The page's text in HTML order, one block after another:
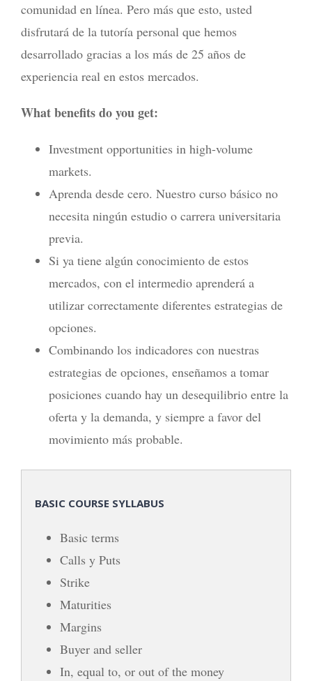
comunidad en línea. Pero más que esto, usted
disfrutará de la tutoría personal que hemos
desarrollado gracias a los más de 25 años de
experiencia real en estos mercados.
What benefits do you get:
Investment opportunities in high-volume
markets.
Aprenda desde cero. Nuestro curso básico no
necesita ningún estudio o carrera universitaria
previa.
Si ya tiene algún conocimiento de estos
mercados, con el intermedio aprenderá a
utilizar correctamente diferentes estrategias de
opciones.
Combinando los indicadores con nuestras
estrategias de opciones, enseñamos a tomar
posiciones cuando hay un desequilibrio entre la
oferta y la demanda, y siempre a favor del
movimiento más probable.
BASIC COURSE SYLLABUS
Basic terms
Calls y Puts
Strike
Maturities
Margins
Buyer and seller
In, equal to, or out of the money